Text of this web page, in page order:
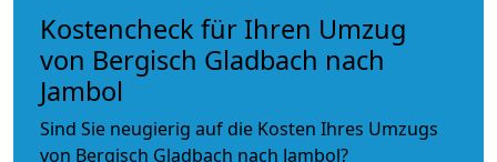
Kostencheck für Ihren Umzug
von Bergisch Gladbach nach
Jambol
Sind Sie neugierig auf die Kosten Ihres Umzugs
von Bergisch Gladbach nach Jambol?